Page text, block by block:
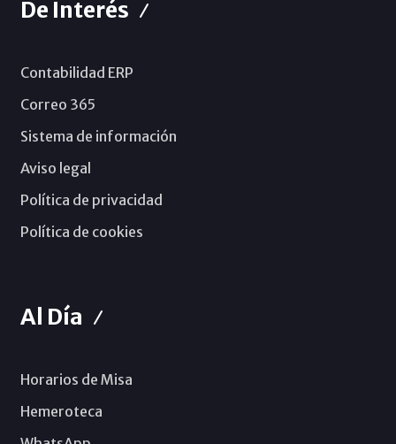
De Interés
Contabilidad ERP
Correo 365
Sistema de información
Aviso legal
Política de privacidad
Política de cookies
Al Día
Horarios de Misa
Hemeroteca